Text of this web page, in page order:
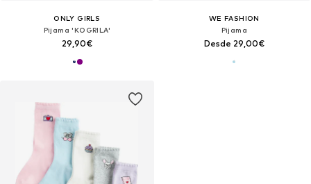
ONLY GIRLS
Pijama 'KOGRILA'
29,90€
WE FASHION
Pijama
Desde 29,00€